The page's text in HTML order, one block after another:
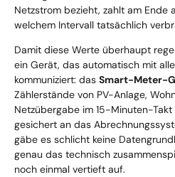
Netzstrom bezieht, zahlt am Ende
welchem Intervall tatsächlich
Damit diese Werte überhaupt
ein Gerät, das automatisch mit
kommuniziert: das Smart-Meter-
Zählerstände von PV-Anlage,
Netzübergabe im 15-Minuten-
gesichert an das
gäbe es schlicht keine
genau das technisch
noch einmal vertieft auf.